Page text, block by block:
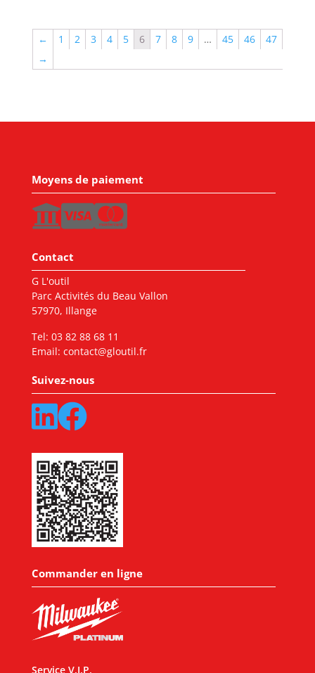
← 1 2 3 4 5 6 7 8 9 … 45 46
47
→
Moyens de paiement
Contact
G L'outil
Parc Activités du Beau Vallon
57970, Illange
Tel: 03 82 88 68 11
Email: contact@gloutil.fr
Suivez-nous
Commander en ligne
Service V.I.P.